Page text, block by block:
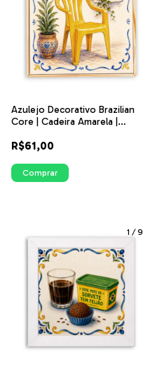
Azulejo Decorativo Brazilian
Core | Cadeira Amarela |
R$61,00
Comprar
1 /9